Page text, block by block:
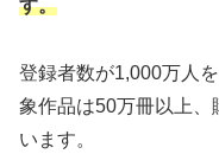
す。
登録者数が1,000万人
象作品は50万冊以上、
います。